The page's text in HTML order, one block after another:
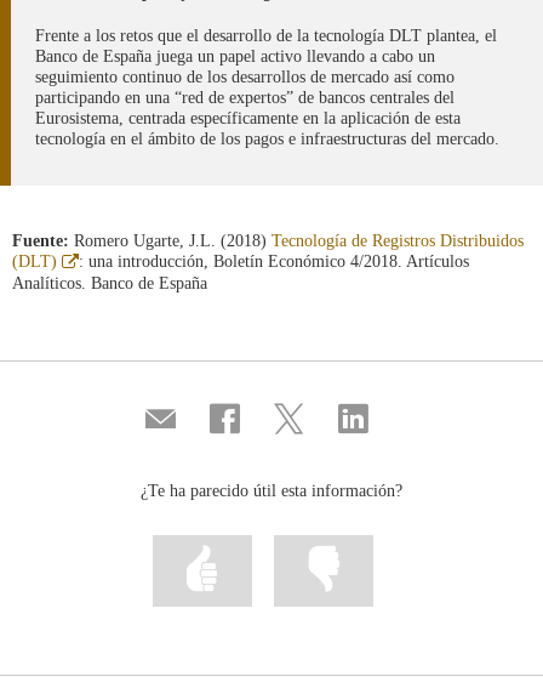
Frente a los retos que el desarrollo de la tecnología DLT plantea, el
Banco de España juega un papel activo llevando a cabo un
seguimiento continuo de los desarrollos de mercado así como
participando en una “red de expertos” de bancos centrales del
Eurosistema, centrada específicamente en la aplicación de esta
tecnología en el ámbito de los pagos e infraestructuras del mercado.
Fuente: Romero Ugarte, J.L. (2018) Tecnología de Registros Distribuidos
(DLT)
Abre
en
ventana
: una introducción, Boletín Económico 4/2018. Artículos
Analíticos. Banco de España
Compartir
por
Compartir
en
Compartir
en
Compartir
en
¿Te ha parecido útil esta información?
Marcar
información